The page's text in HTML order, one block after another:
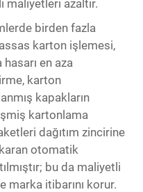
maliyetleri azaltır.
birden fazla
karton işlemesi,
en aza
karton
kapakların
kartonlama
dağıtım zincirine
otomatik
bu da maliyetli
marka itibarını korur.